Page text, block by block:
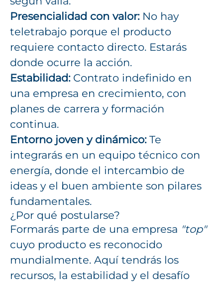
Presencialidad con valor:No hay
teletrabajo porque el producto
requiere contacto directo. Estarás
donde ocurre la acción.
Estabilidad:Contrato indefinido en
una empresa en crecimiento, con
planes de carrera y formación
continua.
Entorno joven y dinámico:Te
integrarás en un equipo técnico con
energía, donde el intercambio de
ideas y el buen ambiente son pilares
fundamentales.
¿Por qué postularse?
Formarás parte de una empresa "top"
cuyo producto es reconocido
mundialmente. Aquí tendrás los
recursos, la estabilidad y el desafío